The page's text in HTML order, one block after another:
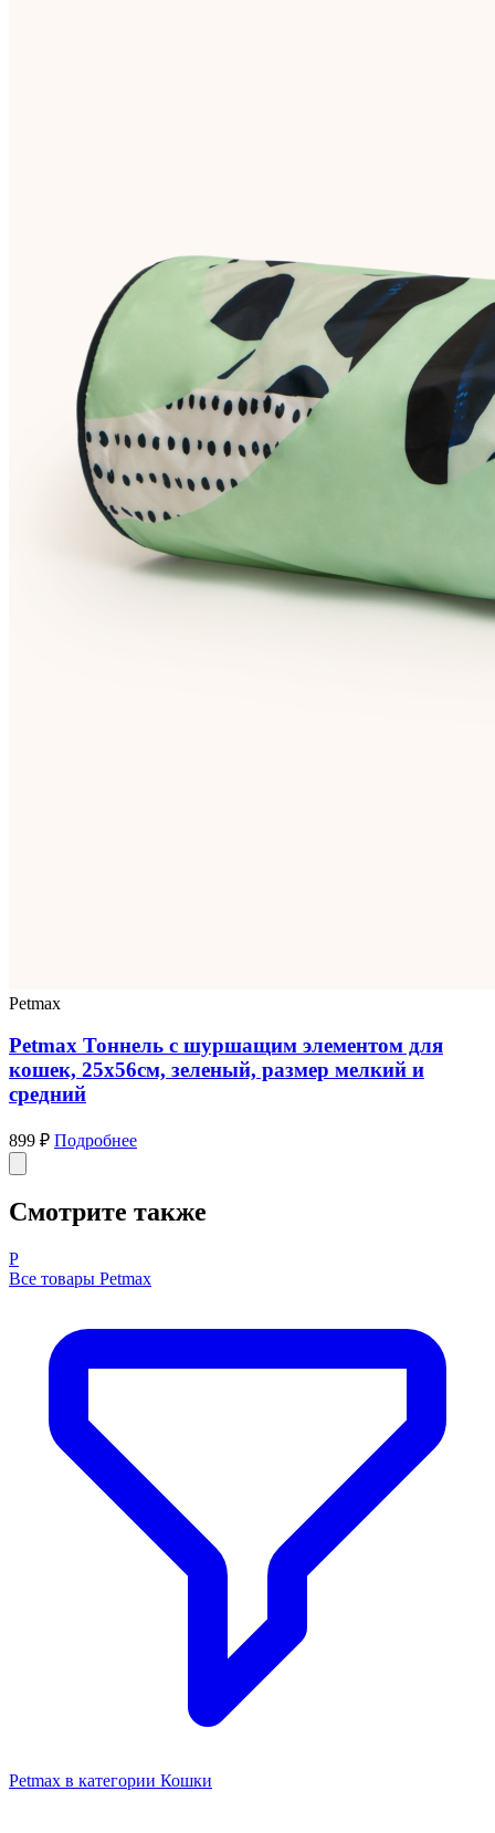
Petmax
Petmax Тоннель с шуршащим элементом для
кошек, 25х56см, зеленый, размер мелкий и
средний
899 ₽ Подробнее
Смотрите также
P
Все товары Petmax
Petmax в категории Кошки